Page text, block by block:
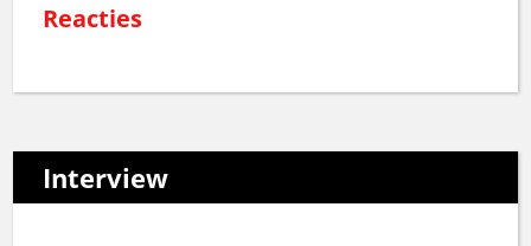
Reacties
Interview